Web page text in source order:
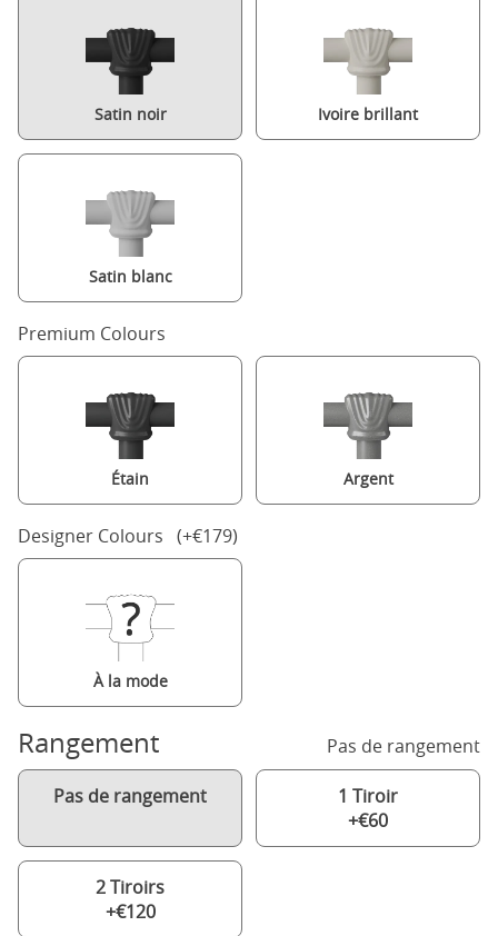
Satin noir Ivoire brillant
Satin blanc
Premium Colours
Étain Argent
Designer Colours (+€179)
À la mode
Rangement Pas de rangement
Pas de rangement
1 Tiroir
+€60
2 Tiroirs
+€120